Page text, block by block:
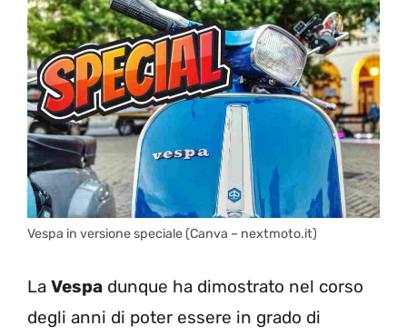
Vespa in versione speciale (Canva – nextmoto.it)
La Vespa dunque ha dimostrato nel corso
degli anni di poter essere in grado di